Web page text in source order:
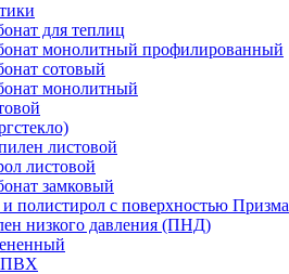
для теплиц
монолитный профилированный
сотовый
монолитный
листовой
листовой
замковый
полистирол с поверхностью Призма
низкого давления (ПНД)
ПВХ